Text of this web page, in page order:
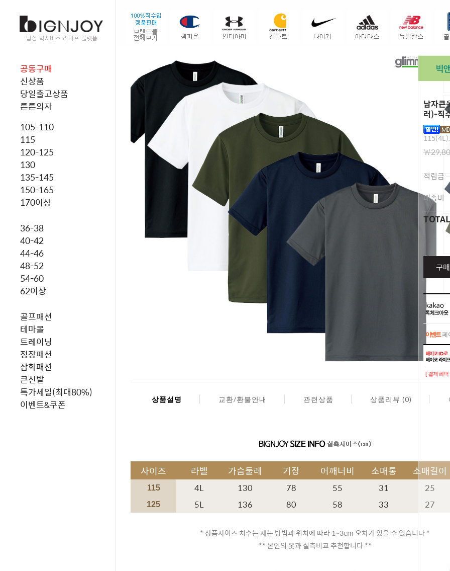
공동구매
신상품
당일출고상품
튼튼의자
105-110
115
120-125
130
135-145
150-165
170이상
36-38
40-42
44-46
48-52
54-60
62이상
골프패션
테마몰
트레이닝
정장패션
잡화패션
큰신발
특가세일(최대80%)
이벤트&쿠폰
남자큰
러)-직
￦
적립금
배송비
TOTAL
구
이벤트페
이벤트페
[ 결제혜
상품설명 교환/환불안내 관련상품 상품리뷰 (0)
사이즈 라벨 가슴둘레 기장 어깨너비 소매통 소매길이
115 4L 130 78 55 31 25
125 5L 136 80 58 33 27
* 상품사이즈 치수는 재는 방법과 위치에 따라 1~3cm 오차가 있을 수 있습니다 *
** 본인의 옷과 실측비교 추천합니다 **